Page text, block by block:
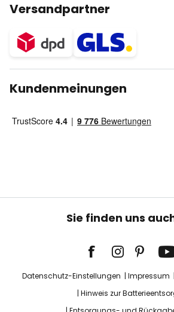
Versandpartner
Kundenmeinungen
Sie finden uns
Datenschutz-Einstellungen Impressum
Hinweis zur